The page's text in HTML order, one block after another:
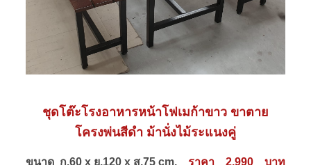
ชุดโต๊ะโรงอาหารหน้าโฟเมก้าขาว ขาตาย
โครงพ่นสีดำ ม้านั่งไม้ระแนงคู่
ขนาด ก.60 x ย.120 x ส.75 cm. ราคา 2,990 บาท